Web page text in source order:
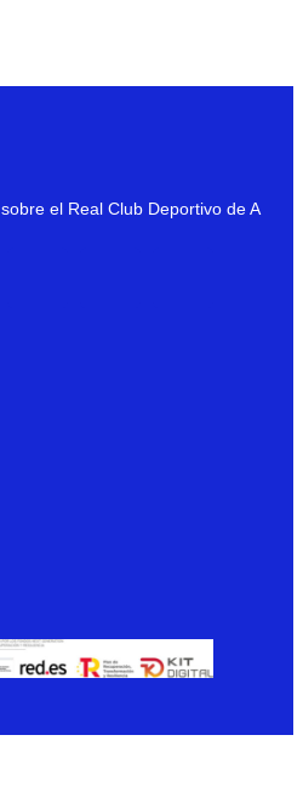
sobre el Real Club Deportivo de A